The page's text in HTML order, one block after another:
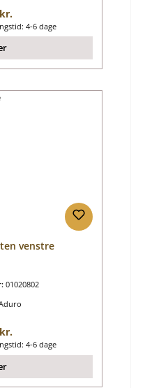
pris:
4-6 dage
venstre
01020802
pris:
4-6 dage